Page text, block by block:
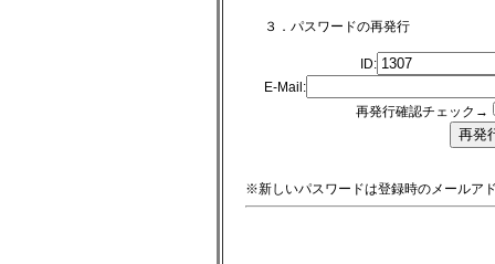
３．パスワードの再発行
ID:
E-Mail:
再発行確認チェック→
※新しいパスワードは登録時のメールア